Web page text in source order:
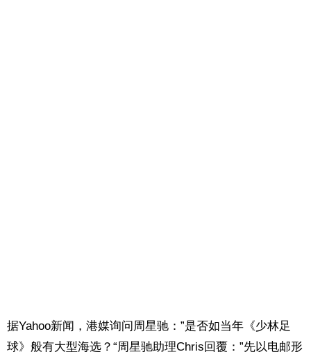
据Yahoo新闻，港媒询问周星驰：”是否如当年《少林足
球》般有大型海选？“周星驰助理Chris回覆：”先以电邮形